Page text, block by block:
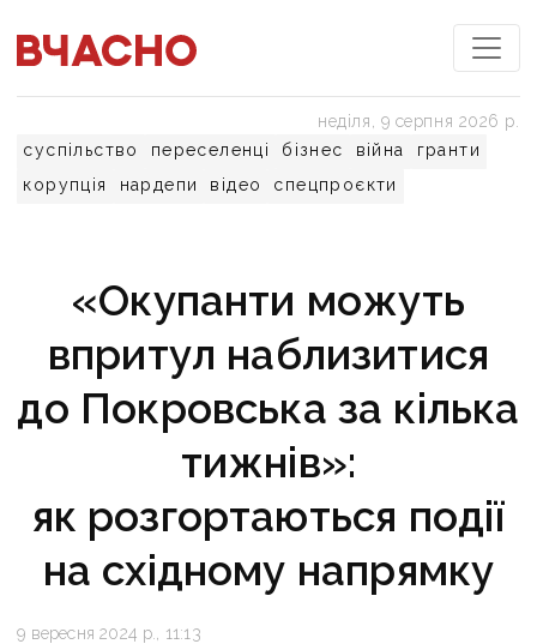
суспільство переселенці бізнес війна
гранти
корупція
нардепи відео спецпроєкти
неділя, 9 серпня 2026 р.
«Окупанти можуть
впритул наблизитися
до Покровська за кілька
тижнів»:
як розгортаються події
на східному напрямку
9 вересня 2024 р., 11:13